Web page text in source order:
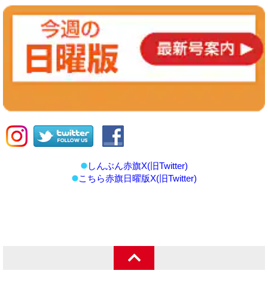
しんぶん赤旗X(旧Twitter)
こちら赤旗日曜版X(旧Twitter)